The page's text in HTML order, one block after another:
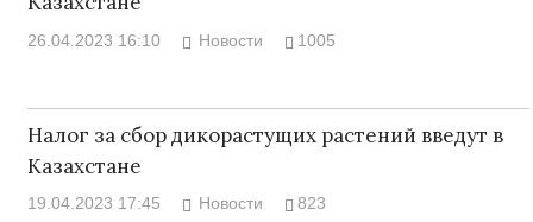
26.04.2023 16:10 Новости 1005
Налог за сбор дикорастущих растений введут в
Казахстане
19.04.2023 17:45 Новости 823